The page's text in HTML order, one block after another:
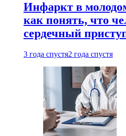
Инфаркт в
как понять, что
сердечный
3 года спустя2 года спустя